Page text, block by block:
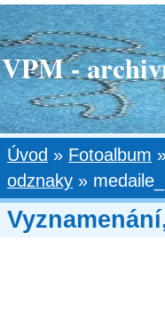
-
Úvod » Fotoalbum
odznaky »